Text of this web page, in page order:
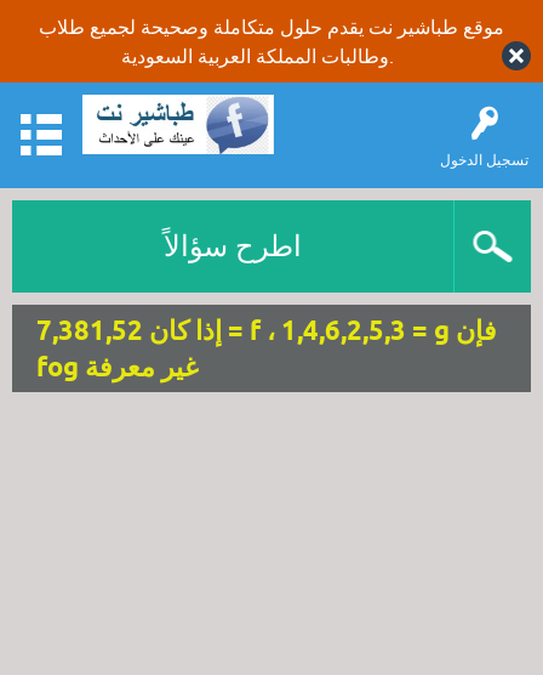
موقع طباشير نت يقدم حلول متكاملة وصحيحة لجميع طلاب
تسجيل الدخول
اطرح سؤالاً
إذا كان 7,381,52 = f ، 1,4,6,2,5,3 = g فإن
fog غير معرفة